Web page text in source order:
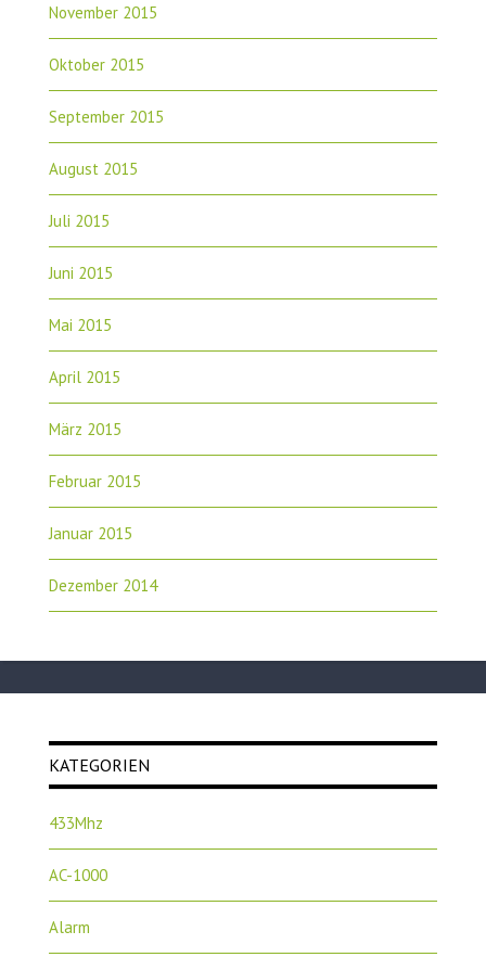
November 2015
Oktober 2015
September 2015
August 2015
Juli 2015
Juni 2015
Mai 2015
April 2015
März 2015
Februar 2015
Januar 2015
Dezember 2014
KATEGORIEN
433Mhz
AC-1000
Alarm